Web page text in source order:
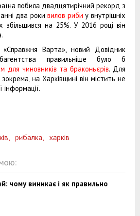
побила двадцятирічний рекорд з
два рокивилов риби у внутрішніх
на 25%. У 2016 році він
Варта», новий Довідник
правильніше було б
для чиновників та браконьєрів. Для
на Харківщині він містить не
інформації.
рибалка, харків
чому виникає і як правильно